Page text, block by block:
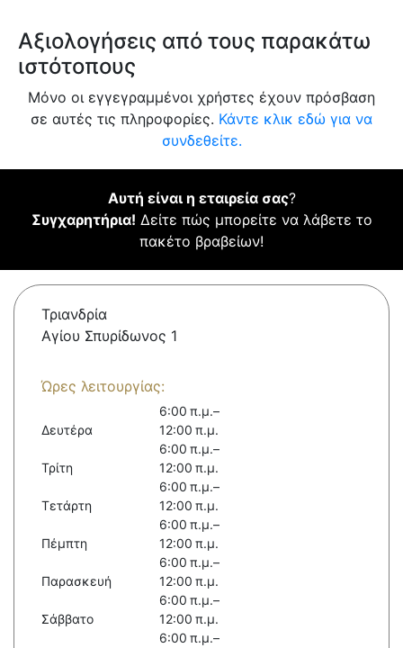
Αξιολογήσεις από τους παρακάτω
ιστότοπους
Μόνο οι εγγεγραμμένοι χρήστες έχουν πρόσβαση
σε αυτές τις πληροφορίες. Κάντε κλικ εδώ για να
συνδεθείτε.
Αυτή είναι η εταιρεία σας?
Συγχαρητήρια! Δείτε πώς μπορείτε να λάβετε το
πακέτο βραβείων!
Τριανδρία
Αγίου Σπυρίδωνος 1
Ώρες λειτουργίας:
Δευτέρα
6:00 π.μ.–
12:00 π.μ.
Τρίτη
6:00 π.μ.–
12:00 π.μ.
Τετάρτη
6:00 π.μ.–
12:00 π.μ.
Πέμπτη
6:00 π.μ.–
12:00 π.μ.
Παρασκευή
6:00 π.μ.–
12:00 π.μ.
Σάββατο
6:00 π.μ.–
12:00 π.μ.
6:00 π.μ.–